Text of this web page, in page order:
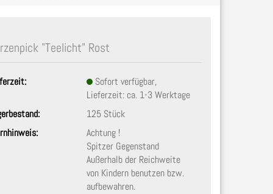
"Teelicht" Rost
Sofort verfügbar,
Lieferzeit: ca. 1-3 Werktage
125 Stück
Achtung !
Spitzer Gegenstand
Außerhalb der Reichweite
von Kindern benutzen bzw.
aufbewahren.